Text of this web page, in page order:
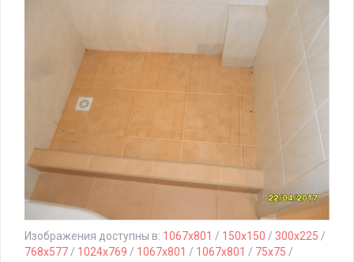
Изображения доступны в: 1067x801 / 150x150 / 300x225 /
768x577 / 1024x769 / 1067x801 / 1067x801 / 75x75 /